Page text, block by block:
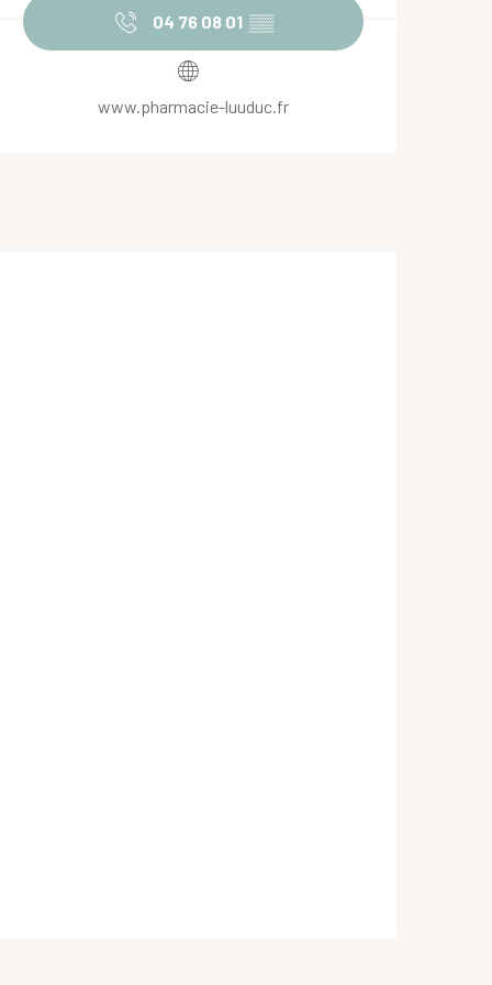
04 76 08 01 ▒▒
www.pharmacie-luuduc.fr